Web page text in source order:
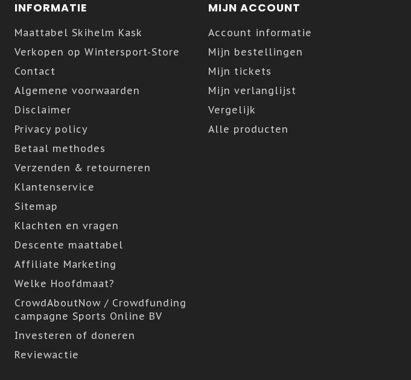
INFORMATIE
Maattabel Skihelm Kask
Verkopen op Wintersport-Store
Contact
Algemene voorwaarden
Disclaimer
Privacy policy
Betaal methodes
Verzenden & retourneren
Klantenservice
Sitemap
Klachten en vragen
Descente maattabel
Affiliate Marketing
Welke Hoofdmaat?
CrowdAboutNow / Crowdfunding
campagne Sports Online BV
Investeren of doneren
Reviewactie
MIJN ACCOUNT
Account informatie
Mijn bestellingen
Mijn tickets
Mijn verlanglijst
Vergelijk
Alle producten